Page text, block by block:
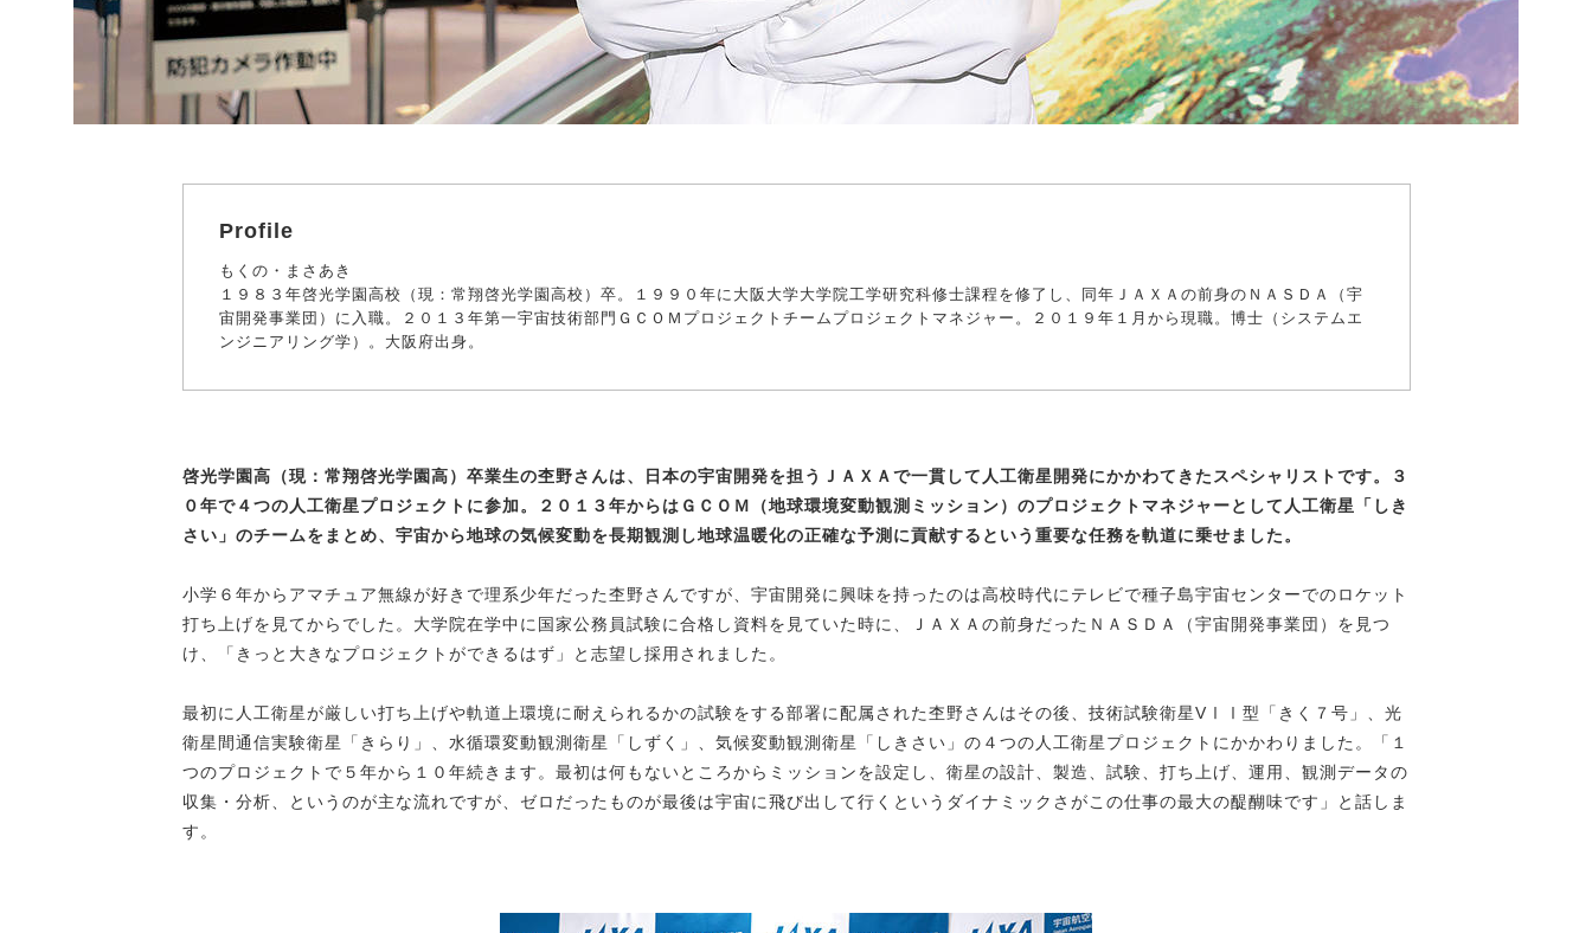
Profile
もくの・まさあき
１９８３年啓光学園高校（現：常翔啓光学園高校）卒。１９９０年に大阪大学大学院工学研究科修士課程を修了し、同年ＪＡＸＡの前身のＮＡＳＤＡ（宇
宙開発事業団）に入職。２０１３年第一宇宙技術部門ＧＣＯＭプロジェクトチームプロジェクトマネジャー。２０１９年１月から現職。博士（システムエ
ンジニアリング学）。大阪府出身。
啓光学園高（現：常翔啓光学園高）卒業生の杢野さんは、日本の宇宙開発を担うＪＡＸＡで一貫して人工衛星開発にかかわてきたスペシャリストです。３
０年で４つの人工衛星プロジェクトに参加。２０１３年からはＧＣＯＭ（地球環境変動観測ミッション） のプロジェクトマネジャーとして人工衛星「しき
さい」のチームをまとめ、宇宙から地球の気候変動を長期観測し地球温暖化の正確な予測に貢献するという重要な任務を軌道に乗せました。
小学６年からアマチュア無線が好きで理系少年だった杢野さんですが、宇宙開発に興味を持ったのは高校時代にテレビで種子島宇宙センターでのロケット
打ち上げを見てからでした。大学院在学中に国家公務員試験に合格し資料を見ていた時に、ＪＡＸＡの前身だったＮＡＳＤＡ（宇宙開発事業団）を見つ
け、「きっと大きなプロジェクトができるはず」と志望し採用されました。
最初に人工衛星が厳しい打ち上げや軌道上環境に耐えられるかの試験をする部署に配属された杢野さんはその後、技術試験衛星VⅠⅠ型「きく７号」、光
衛星間通信実験衛星「きらり」、水循環変動観測衛星「しずく」、気候変動観測衛星「しきさい」の４つの人工衛星プロジェクトにかかわりました。「１
つのプロジェクトで５年から１０年続きます。最初は何もないところからミッションを設定し、衛星の設計、製造、試験、打ち上げ、運用、観測データの
収集・分析、というのが主な流れですが、ゼロだったものが最後は宇宙に飛び出して行くというダイナミックさがこの仕事の最大の醍醐味です」と話しま
す。